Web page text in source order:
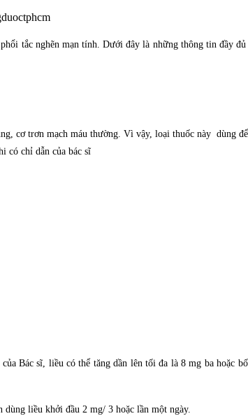
tắc nghẽn mạn tính. Dưới đây là những thông tin đầy
cơ trơn mạch máu thường. Vì vậy, loại thuốc này dùng
có chỉ dẫn của bác sĩ
Bác sĩ, liều có thể tăng dần lên tối đa là 8 mg ba hoặc
dùng liều khởi đầu 2 mg/ 3 hoặc lần một ngày.